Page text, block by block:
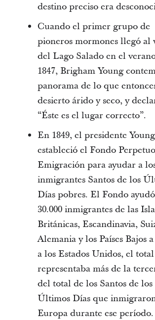
destino preciso era
Cuando el primer grupo de
pioneros mormones llegó al
del Lago Salado en el
1847, Brigham Young
panorama de lo que
desierto árido y seco, y
“Éste es el lugar correcto”.
En 1849, el presidente Young
estableció el Fondo
Emigración para ayudar a
inmigrantes Santos de los
Días pobres. El Fondo
30.000 inmigrantes de las
Británicas, Escandinavia,
Alemania y los Países Bajos
a los Estados Unidos, el total
representaba más de la
del total de los Santos de los
Últimos Días que
Europa durante ese período.